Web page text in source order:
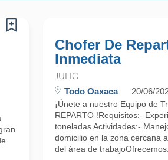
Chofer De
Inmediata
JULIO
Todo Oaxaca 20/06/
¡Únete a nuestro Equipo de
REPARTO !Requisitos:-
toneladas Actividades:-
domicilio en la zona cercana
del área de